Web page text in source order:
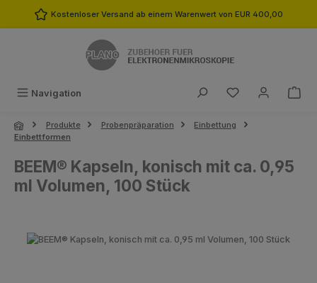
Zum Hauptinhalt springen
Kostenloser Versand ab einem Warenwert von EUR 400,00
Navigation Du hast 0
Produkte Probenpräparation
Einbettung
Einbettformen
BEEM® Kapseln, konisch mit ca. 0,95
ml Volumen, 100 Stück
Bildergalerie überspringen